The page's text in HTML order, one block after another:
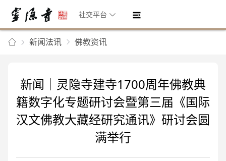
社交平台
新闻法讯 佛教资讯
新闻｜灵隐寺建寺1700周年佛教典
籍数字化专题研讨会暨第三届《国际
汉文佛教大藏经研究通讯》研讨会圆
满举行